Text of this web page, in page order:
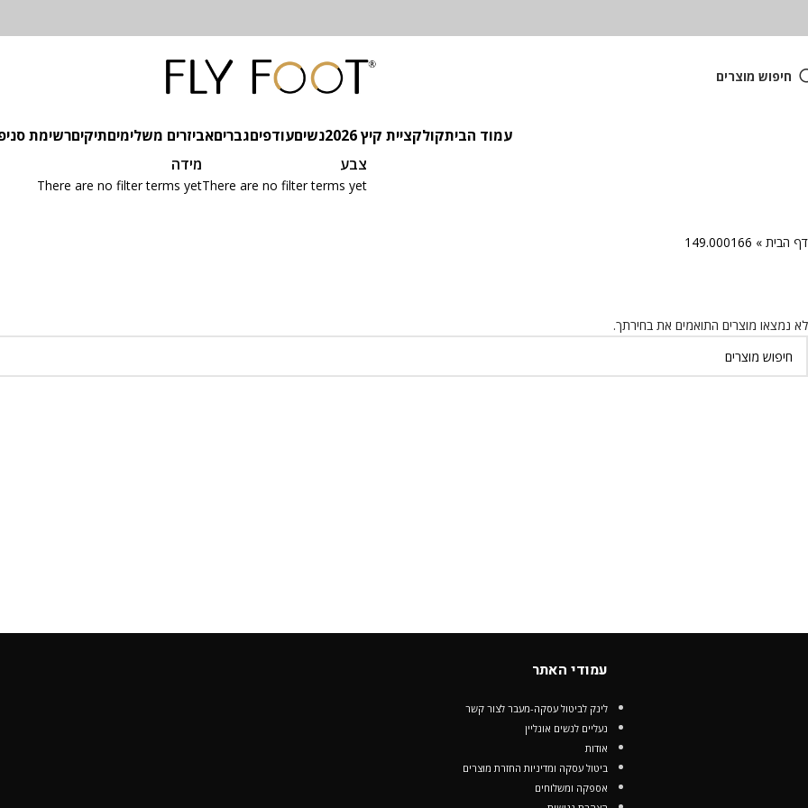
חיפוש מוצרים
עמוד הביתקולקציית קיץ 2026 נשיםעודפיםגבריםאביזרים משלימיםתיקיםרשימת
צבע
There are no filter terms yet
מידה
There are no filter terms yet
דף הבית »
149.000166
לא נמצאו מוצרים התואמים את בחירתך.
עמודי האתר
לינק לביטול עסקה-מעבר לצור קשר
נעליים לנשים אונליין
אודות
ביטול עסקה ומדיניות החזרת מוצרים
אספקה ומשלוחים